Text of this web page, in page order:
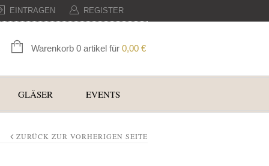
EINTRAGEN REGISTER
Warenkorb 0 artikel für 0,00 €
GLÄSER EVENTS
ZURÜCK ZUR VORHERIGEN SEITE